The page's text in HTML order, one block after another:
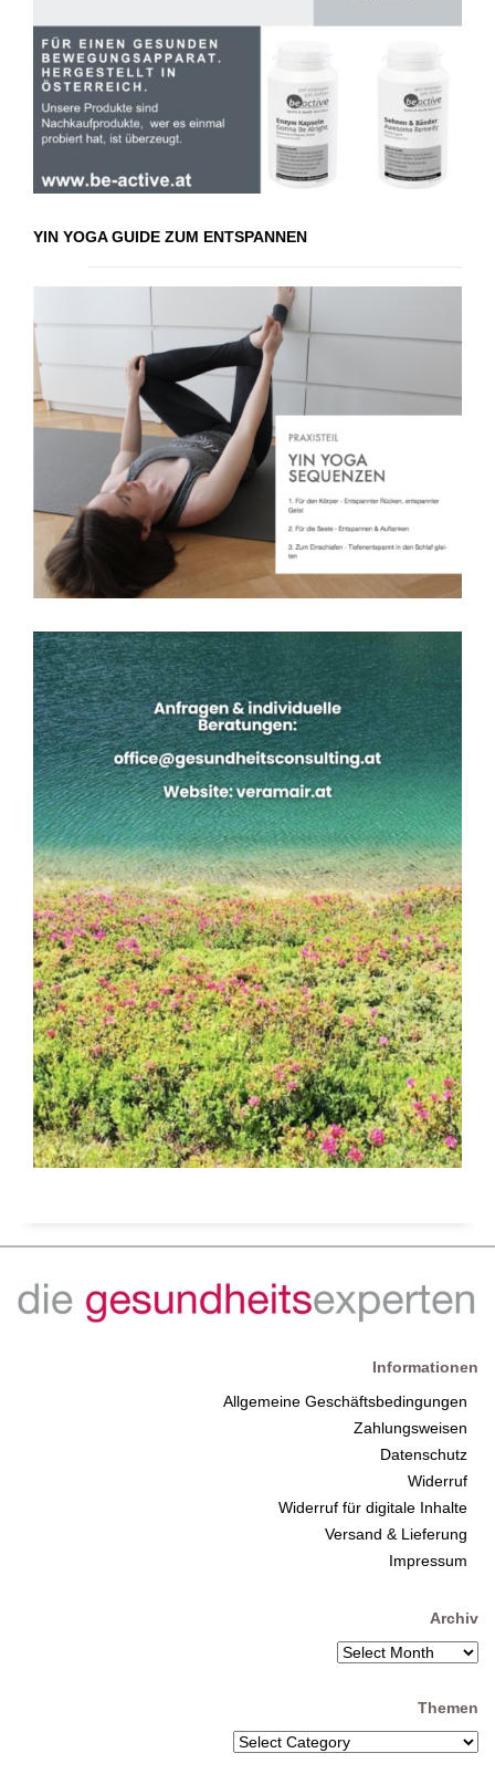
YIN YOGA GUIDE ZUM ENTSPANNEN
Informationen
Allgemeine Geschäftsbedingungen
Zahlungsweisen
Datenschutz
Widerruf
Widerruf für digitale Inhalte
Versand & Lieferung
Impressum
Archiv
Themen